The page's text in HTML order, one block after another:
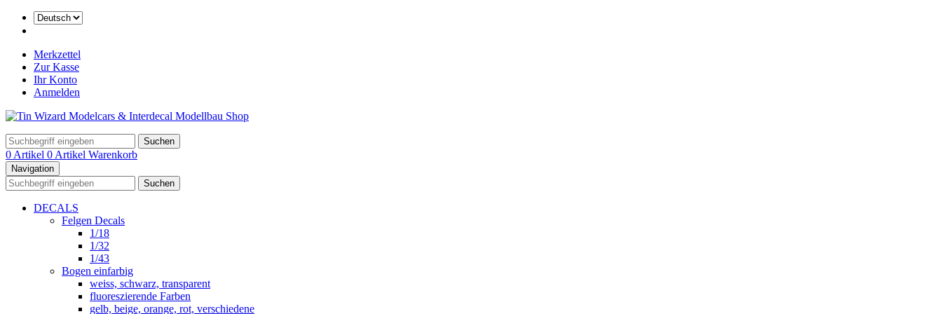
Merkzettel
Zur Kasse
Ihr Konto
Anmelden
Suchen
0 Artikel 0 Artikel Warenkorb
Navigation
Suchen
DECALS
Felgen Decals
1/18
1/32
1/43
Bogen einfarbig
weiss, schwarz, transparent
fluoreszierende Farben
gelb, beige, orange, rot, verschiedene